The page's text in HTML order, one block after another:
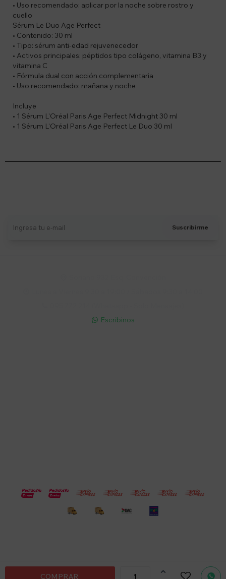
COMPRAR

consultas
no dudes
• Uso recomendado: aplicar por la noche sobre rostro y
cuello
Sérum Le Duo Age Perfect
• Contenido: 30 ml
• Tipo: sérum anti-edad rejuvenecedor
• Activos principales: péptidos tipo colágeno, vitamina B3 y
vitamina C
• Fórmula dual con acción complementaria
• Uso recomendado: mañana y noche
Incluye
• 1 Sérum L'Oréal Paris Age Perfect Midnight 30 ml
• 1 Sérum L'Oréal Paris Age Perfect Le Duo 30 ml
Suscribirme
 Escribinos